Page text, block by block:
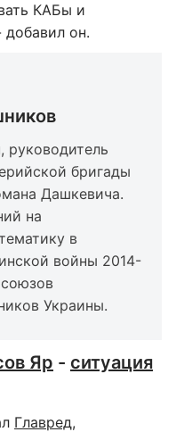
КАБы и
он.
руководитель
бригады
Дашкевича.
на
в
войны 2014-
Украины.
Яр - ситуация
Главред,